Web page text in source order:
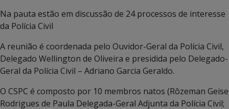
Na pauta estão em discussão de 24 processos de interesse
da Polícia Civil
A reunião é coordenada pelo Ouvidor-Geral da Polícia Civil,
Delegado Wellington de Oliveira e presidida pelo Delegado-
Geral da Polícia Civil – Adriano Garcia Geraldo.
O CSPC é composto por 10 membros natos (Rôzeman Geise
Rodrigues de Paula Delegada-Geral Adjunta da Polícia Civil;